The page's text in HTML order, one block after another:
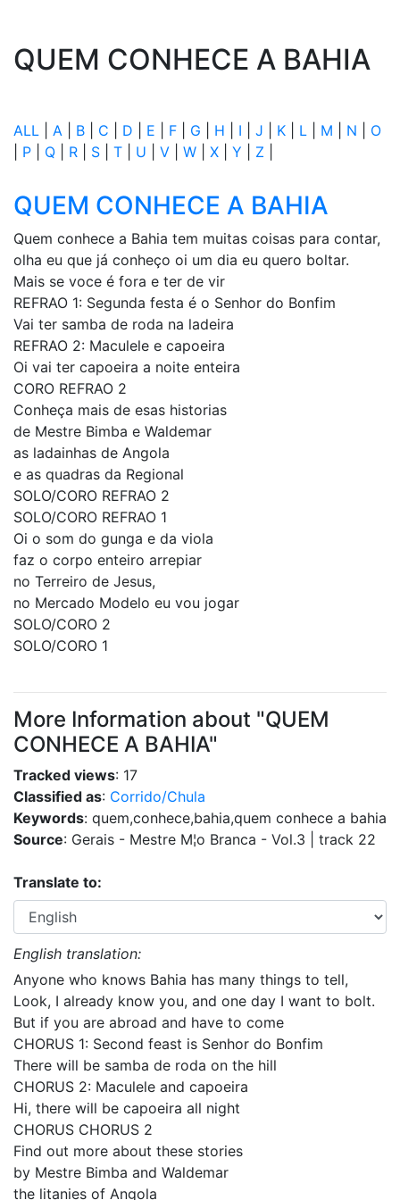
QUEM CONHECE A BAHIA
ALL A B C D E F G H I J K L M N
O
P Q R S T U V W X Y Z
QUEM CONHECE A BAHIA
Quem conhece a Bahia tem muitas coisas para contar,
olha eu que já conheço oi um dia eu quero boltar.
Mais se voce é fora e ter de vir
REFRAO 1: Segunda festa é o Senhor do Bonfim
Vai ter samba de roda na ladeira
REFRAO 2: Maculele e capoeira
Oi vai ter capoeira a noite enteira
CORO REFRAO 2
Conheça mais de esas historias
de Mestre Bimba e Waldemar
as ladainhas de Angola
e as quadras da Regional
SOLO/CORO REFRAO 2
SOLO/CORO REFRAO 1
Oi o som do gunga e da viola
faz o corpo enteiro arrepiar
no Terreiro de Jesus,
no Mercado Modelo eu vou jogar
SOLO/CORO 2
SOLO/CORO 1
More Information about "QUEM
CONHECE A BAHIA"
Tracked views: 17
Classified as: Corrido/Chula
Keywords: quem,conhece,bahia,quem conhece a bahia
Source: Gerais - Mestre M¦o Branca - Vol.3 | track 22
Translate to:
English translation:
Anyone who knows Bahia has many things to tell,
Look, I already know you, and one day I want to bolt.
But if you are abroad and have to come
CHORUS 1: Second feast is Senhor do Bonfim
There will be samba de roda on the hill
CHORUS 2: Maculele and capoeira
Hi, there will be capoeira all night
CHORUS CHORUS 2
Find out more about these stories
by Mestre Bimba and Waldemar
the litanies of Angola